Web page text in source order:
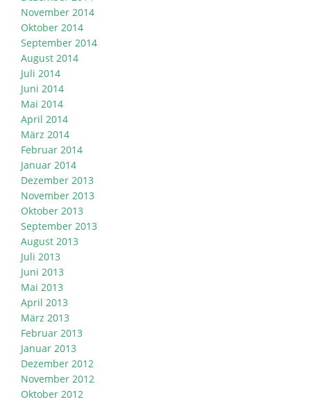
November 2014
Oktober 2014
September 2014
August 2014
Juli 2014
Juni 2014
Mai 2014
April 2014
März 2014
Februar 2014
Januar 2014
Dezember 2013
November 2013
Oktober 2013
September 2013
August 2013
Juli 2013
Juni 2013
Mai 2013
April 2013
März 2013
Februar 2013
Januar 2013
Dezember 2012
November 2012
Oktober 2012